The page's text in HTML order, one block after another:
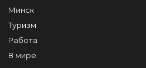
Минск
Туризм
Работа
В мире